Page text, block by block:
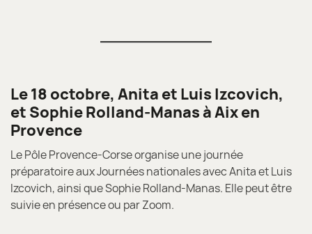
Le 18 octobre, Anita et Luis Izcovich,
et Sophie Rolland-Manas à Aix en
Provence
Le Pôle Provence-Corse organise une journée
préparatoire aux Journées nationales avec Anita et Luis
Izcovich, ainsi que Sophie Rolland-Manas. Elle peut être
suivie en présence ou par Zoom.